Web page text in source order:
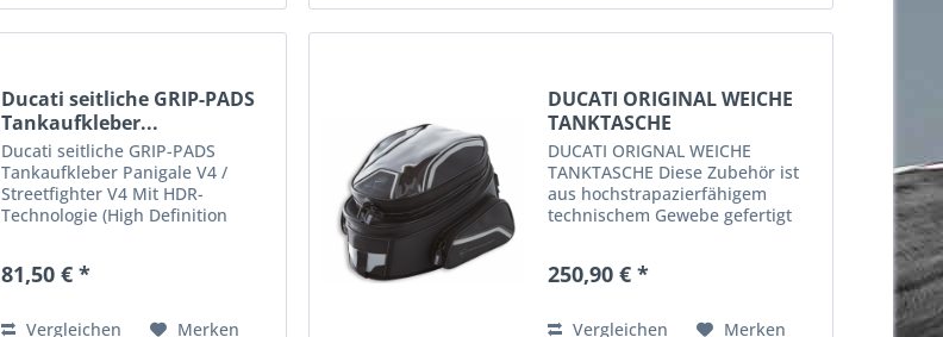
Ducati seitliche GRIP-PADS
Tankaufkleber...
Ducati seitliche GRIP-PADS
Tankaufkleber Panigale V4 /
Streetfighter V4 Mit HDR-
Technologie (High Definition
exklusive Design
Grip an der Kombi des...
81,50 € *
Vergleichen Merken
DUCATI ORIGINAL WEICHE
TANKTASCHE
DUCATI ORIGNAL WEICHE
TANKTASCHE Diese Zubehör ist
aus hochstrapazierfähigem
technischem Gewebe gefertigt
hoher Geschwindigkeit,
250,90 € *
Vergleichen Merken